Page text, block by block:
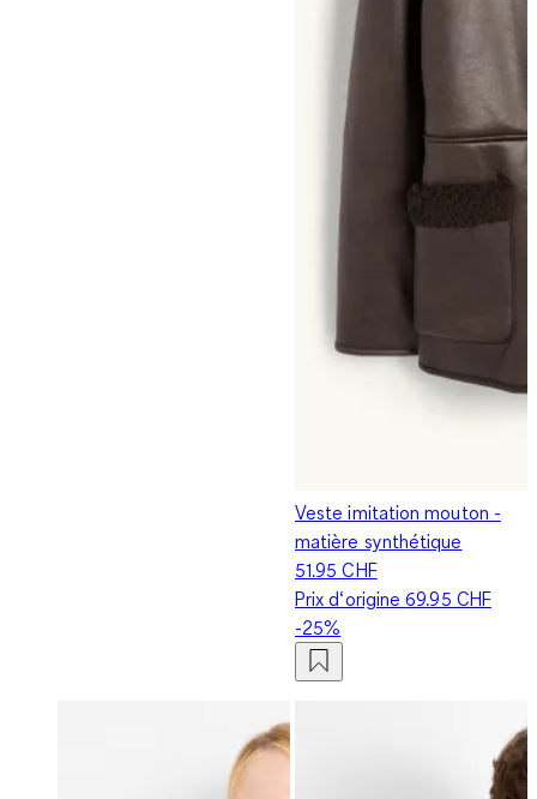
Veste imitation mouton -
matière synthétique
51.95 CHF
Prix d‘origine69.95 CHF
-25%